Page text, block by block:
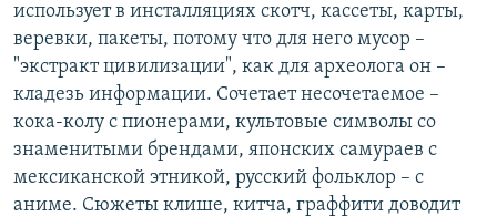
использует в инсталляциях скотч, кассеты, карты,
веревки, пакеты, потому что для него мусор –
"экстракт цивилизации", как для археолога он –
кладезь информации. Сочетает несочетаемое –
кока-колу с пионерами, культовые символы со
знаменитыми брендами, японских самураев с
мексиканской этникой, русский фольклор – с
аниме. Сюжеты клише, китча, граффити доводит